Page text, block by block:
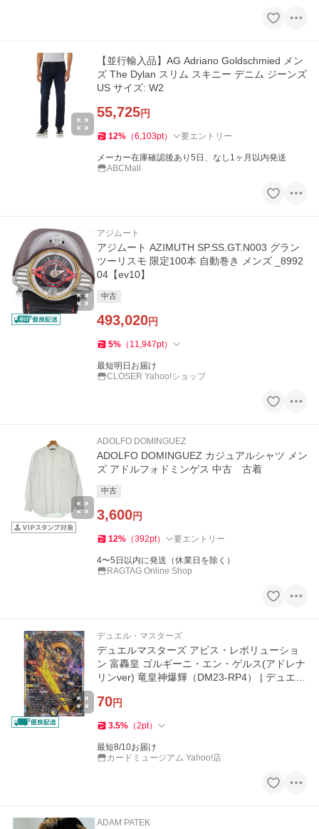
【並行輸入品】AG Adriano Goldschmied メン
ズ The Dylan スリム スキニー デニム ジーンズ
US サイズ: W2
55,725円
12% （6,103pt） 要エントリー
メーカー在庫確認後あり5日、なし1ヶ月以内発送
ABCMall
アジムート
アジムート AZIMUTH SP.SS.GT.N003 グラン
ツーリスモ 限定100本 自動巻き メンズ _8992
04【ev10】
中古
493,020円
5% （ 11,947pt）
最短明日お届け
CLOSER Yahoo!ショップ
ADOLFO DOMINGUEZ
ADOLFO DOMINGUEZ カジュアルシャツ メン
ズ アドルフォドミンゲス 中古 古着
中古
3,600円
12% （392pt） 要エントリー
4〜5日以内に発送（休業日を除く）
RAGTAG Online Shop
デュエル・マスターズ
デュエルマスターズ アビス・レボリューショ
ン 富轟皇 ゴルギーニ・エン・ゲルス(アドレナ
リンver) 竜皇神爆輝（DM23-RP4） | デュエマ
70円
3.5% （2pt）
最短8/10お届け
カードミュージアム Yahoo!店
ADAM PATEK